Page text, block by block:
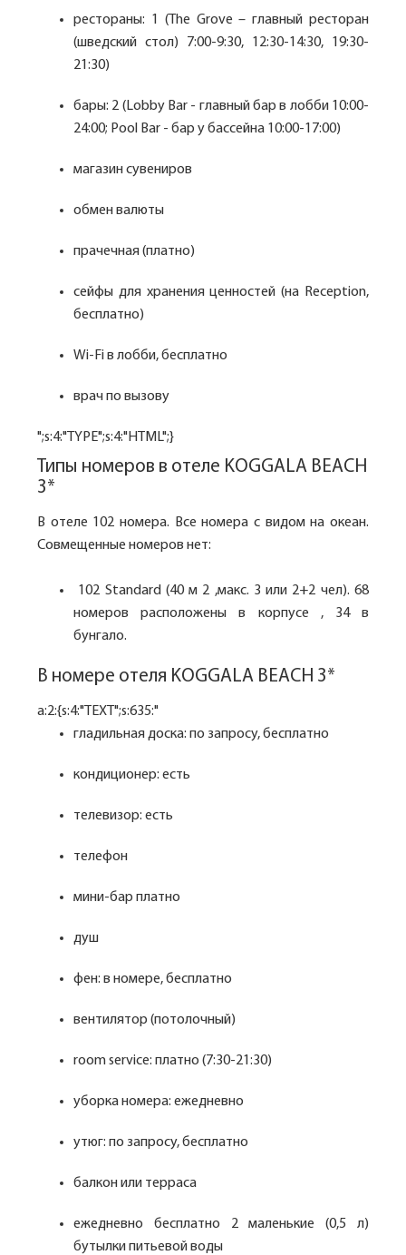
рестораны: 1 (The Grove – главный ресторан
(шведский стол) 7:00-9:30, 12:30-14:30, 19:30-
21:30)
бары: 2 (Lobby Bar - главный бар в лобби 10:00-
24:00; Pool Bar - бар у бассейна 10:00-17:00)
магазин сувениров
обмен валюты
прачечная (платно)
сейфы для хранения ценностей (на Reception,
бесплатно)
Wi-Fi в лобби, бесплатно
врач по вызову
";s:4:"TYPE";s:4:"HTML";}
Типы номеров в отеле KOGGALA BEACH
3*
В отеле 102 номера. Все номера с видом на океан.
Совмещенные номеров нет:
102 Standard (40 м 2 ,макс. 3 или 2+2 чел). 68
номеров расположены в корпусе , 34 в
бунгало.
В номере отеля KOGGALA BEACH 3*
a:2:{s:4:"TEXT";s:635:"
гладильная доска: по запросу, бесплатно
кондиционер: есть
телевизор: есть
телефон
мини-бар платно
душ
фен: в номере, бесплатно
вентилятор (потолочный)
room service: платно (7:30-21:30)
уборка номера: ежедневно
утюг: по запросу, бесплатно
балкон или терраса
ежедневно бесплатно 2 маленькие (0,5 л)
бутылки питьевой воды